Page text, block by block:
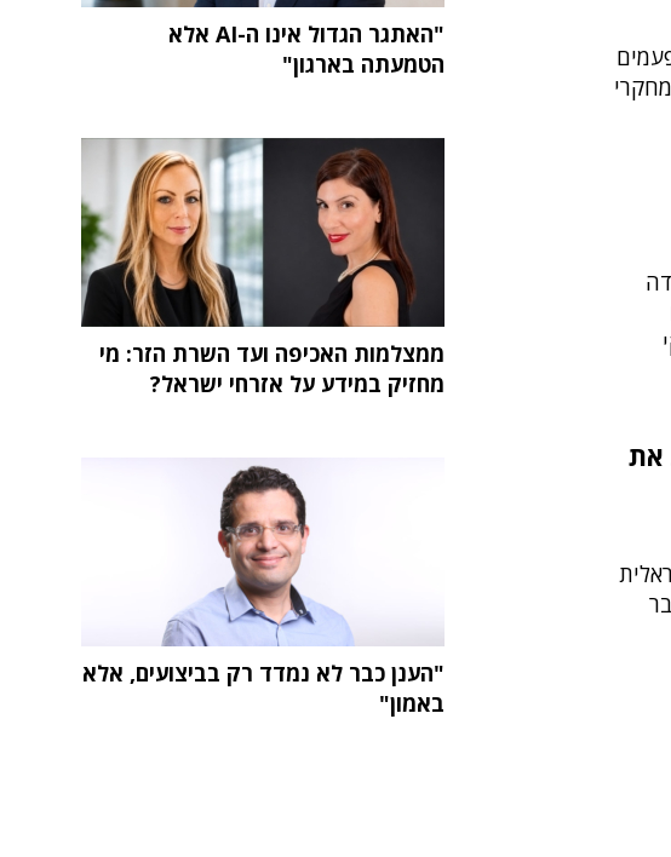
את
"האתגר הגדול אינו ה-AI אלא
הטמעתה בארגון"
ממצלמות האכיפה ועד השרת הזר: מי
מחזיק במידע על אזרחי ישראל?
"הענן כבר לא נמדד רק בביצועים, אלא
באמון"